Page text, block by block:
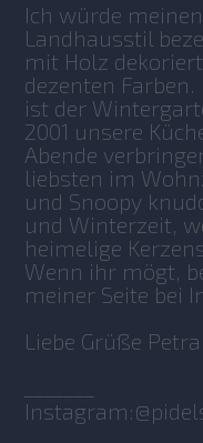
Ich würde
Landhausstil
mit Holz
dezenten
ist der
2001 unsere
Abende
liebsten im
und Snoopy
und Winterzeit,
heimelige
Wenn ihr mögt,
meiner Seite bei
Liebe Grüße Petra